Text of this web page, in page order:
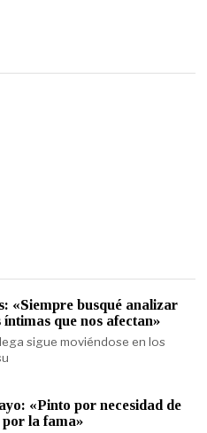
«Siempre busqué analizar
íntimas que nos afectan»
sigue moviéndose en los
«Pinto por necesidad de
por la fama»